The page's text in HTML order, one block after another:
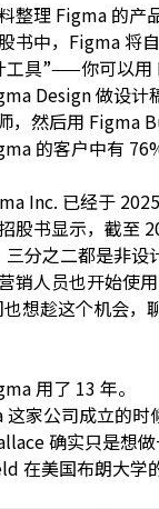
整理 Figma 的产
书中，Figma 将
工具”——你可以
Design 做设计
，然后用 Figma
的客户中有
Inc. 已经于
股书显示，截至
分之二都是非设
销人员也开始使用
想趁这个机会，
用了 13 年。
家公司成立的时
确实只是想
在美国布朗大学